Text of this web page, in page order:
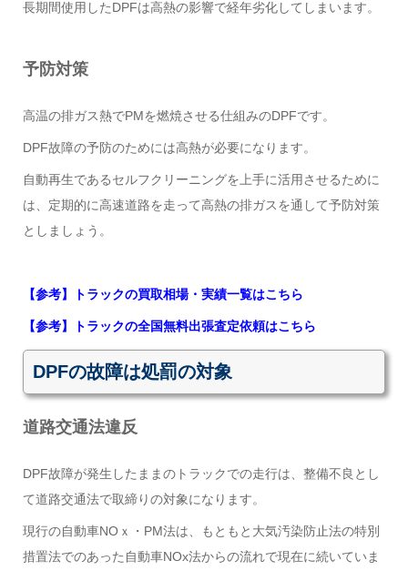
長期間使用したDPFは高熱の影響で経年劣化してしまいます。
予防対策
高温の排ガス熱でPMを燃焼させる仕組みのDPFです。
DPF故障の予防のためには高熱が必要になります。
自動再生であるセルフクリーニングを上手に活用させるために
は、定期的に高速道路を走って高熱の排ガスを通して予防対策
としましょう。
【参考】トラックの買取相場・実績一覧はこちら
【参考】トラックの全国無料出張査定依頼はこちら
DPFの故障は処罰の対象
道路交通法違反
DPF故障が発生したままのトラックでの走行は、整備不良とし
て道路交通法で取締りの対象になります。
現行の自動車NOｘ・PM法は、もともと大気汚染防止法の特別
措置法でのあった自動車NOx法からの流れで現在に続いていま